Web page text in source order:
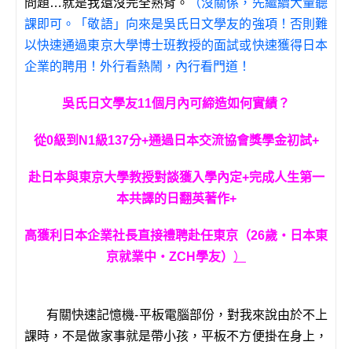
問題…就是我還沒完全熟背。
（沒關係，先繼續大量聽
課即可。「敬語」向來是吳氏日文學友的強項！否則難
以快速通過東京大學博士班教授的面試或快速獲得日本
企業的聘用！外行看熱鬧，內行看門道！
吳氏日文學友11個月內可締造如何實績？
從0級到N1級137分+通過日本交流協會獎學金初試+
赴日本與東京大學教授對談獲入學內定+完成人生第一
本共譯的日翻英著作+
高獲利日本企業社長直接禮聘赴任東京（26歲‧日本東
京就業中‧ZCH學友） ）
有關快速記憶機-平板電腦部份，對我來說由於不上
課時，不是做家事就是帶小孩，平板不方便掛在身上，